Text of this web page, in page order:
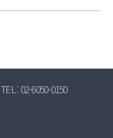
TEL : 02-6050-0150